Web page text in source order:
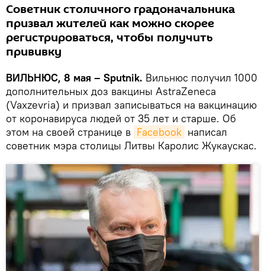
Советник столичного градоначальника
призвал жителей как можно скорее
регистрироваться, чтобы получить
прививку
ВИЛЬНЮС, 8 мая – Sputnik. Вильнюс получил 1000
дополнительных доз вакцины AstraZeneca
(Vaxzevria) и призвал записываться на вакцинацию
от коронавируса людей от 35 лет и старше. Об
этом на своей странице в Facebook написал
советник мэра столицы Литвы Каролис Жукаускас.